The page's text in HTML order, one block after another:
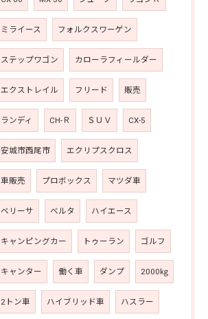
ミライース フォルクスワーゲン
ステップワゴン カローラフィールダー
エクストレイル フリード 販売
ランディ CH-Ｒ ＳＵＶ CX-5
安城市西尾市 エクリプスクロス
車販売 プロボックス マツダ車
ベリーサ ベルタ ハイエース
キャンピングカー トゥーラン ゴルフ
キャンター 働く車 ダンプ 2000㎏
2トン車 ハイブリッド車 ハスラー